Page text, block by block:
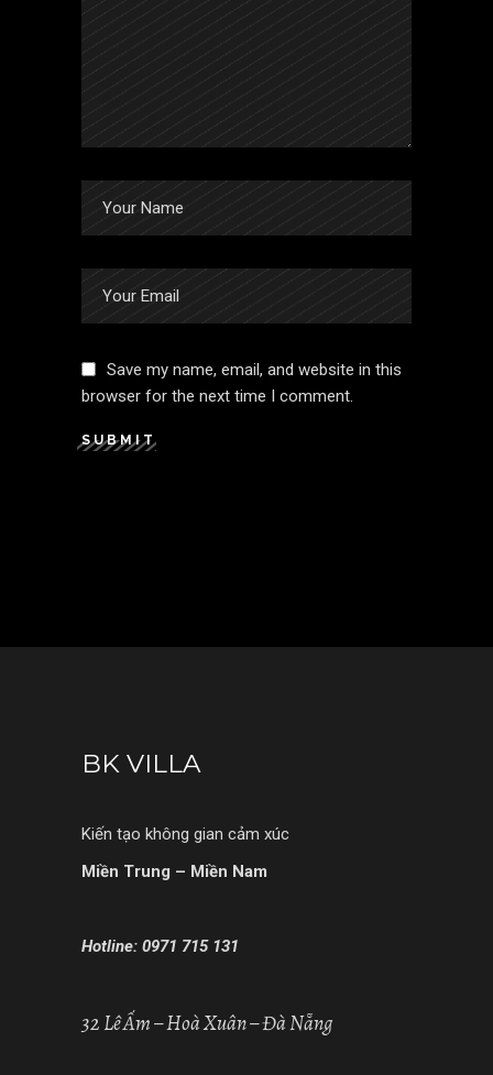
Save my name, email, and website in this
browser for the next time I comment.
SUBMIT
BK VILLA
Kiến tạo không gian cảm xúc
Miền Trung – Miền Nam
Hotline: 0971 715 131
32 Lê Ấm – Hoà Xuân – Đà Nẵng